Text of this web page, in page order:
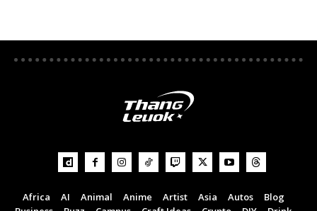
Africa AI Animal Anime Artist Asia Autos
Blog